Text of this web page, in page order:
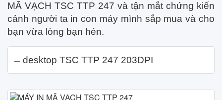
MÃ VẠCH TSC TTP 247 và tận mắt chứng kiến
cảnh người ta in con máy mình sắp mua và cho
bạn vừa lòng bạn hén.
desktop TSC TTP 247 203DPI